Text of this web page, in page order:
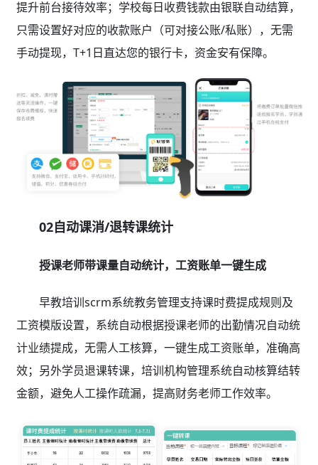
提升前台接待效率；学校每日收费钱款由银联自动结算，
只需设置好对应的收款账户（可对接公账/私账），无需
手动提现，T+1日直达您的银行卡，资金安有保障。
02自动课消/退转课统计
授课老师带课量自动统计，工资账单一键生成
早教培训scrm系统教务管理支持课时费提成规则及
工资模版设置，系统自动根据授课老师的出勤情况自动统
计业绩提成，无需人工核算，一键生成工资账单，准确高
效；另外学员退课转课，培训机构管理系统自动核算结转
金额，避免人工操作疏漏，提高财务老师工作效率。